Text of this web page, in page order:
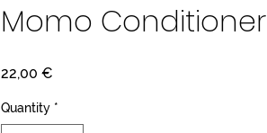
Momo Conditioner
22,00 €
Quantity *